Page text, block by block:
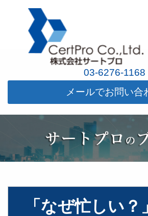
03-6276-1168
メールでお問い合
「なぜ忙しい？